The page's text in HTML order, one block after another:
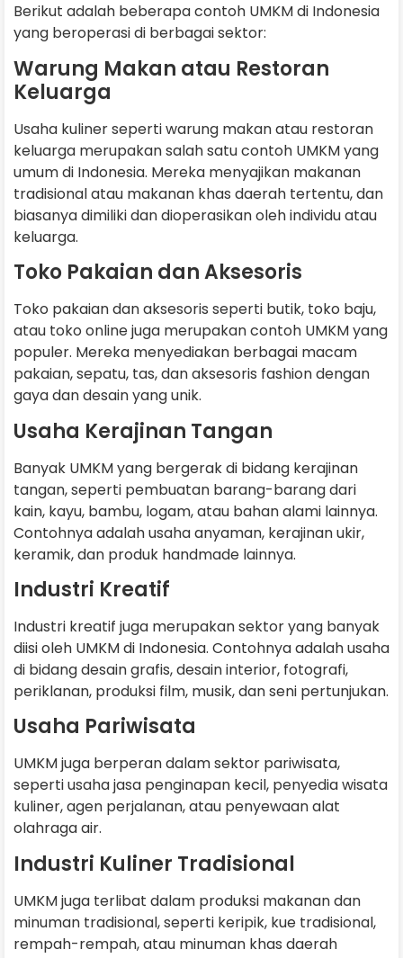
Berikut adalah beberapa contoh UMKM di Indonesia
yang beroperasi di berbagai sektor:
Warung Makan atau Restoran
Keluarga
Usaha kuliner seperti warung makan atau restoran
keluarga merupakan salah satu contoh UMKM yang
umum di Indonesia. Mereka menyajikan makanan
tradisional atau makanan khas daerah tertentu, dan
biasanya dimiliki dan dioperasikan oleh individu atau
keluarga.
Toko Pakaian dan Aksesoris
Toko pakaian dan aksesoris seperti butik, toko baju,
atau toko online juga merupakan contoh UMKM yang
populer. Mereka menyediakan berbagai macam
pakaian, sepatu, tas, dan aksesoris fashion dengan
gaya dan desain yang unik.
Usaha Kerajinan Tangan
Banyak UMKM yang bergerak di bidang kerajinan
tangan, seperti pembuatan barang-barang dari
kain, kayu, bambu, logam, atau bahan alami lainnya.
Contohnya adalah usaha anyaman, kerajinan ukir,
keramik, dan produk handmade lainnya.
Industri Kreatif
Industri kreatif juga merupakan sektor yang banyak
diisi oleh UMKM di Indonesia. Contohnya adalah usaha
di bidang desain grafis, desain interior, fotografi,
periklanan, produksi film, musik, dan seni pertunjukan.
Usaha Pariwisata
UMKM juga berperan dalam sektor pariwisata,
seperti usaha jasa penginapan kecil, penyedia wisata
kuliner, agen perjalanan, atau penyewaan alat
olahraga air.
Industri Kuliner Tradisional
UMKM juga terlibat dalam produksi makanan dan
minuman tradisional, seperti keripik, kue tradisional,
rempah-rempah, atau minuman khas daerah